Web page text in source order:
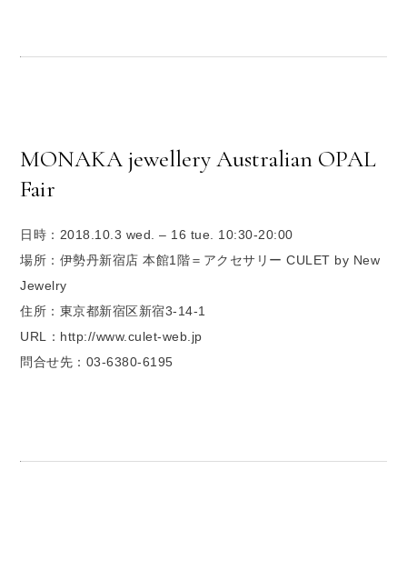
MONAKA jewellery Australian OPAL
Fair
日時：2018.10.3 wed. – 16 tue. 10:30-20:00
場所：伊勢丹新宿店 本館1階＝アクセサリー CULET by New
Jewelry
住所：東京都新宿区新宿3-14-1
URL：http://www.culet-web.jp
問合せ先：03-6380-6195